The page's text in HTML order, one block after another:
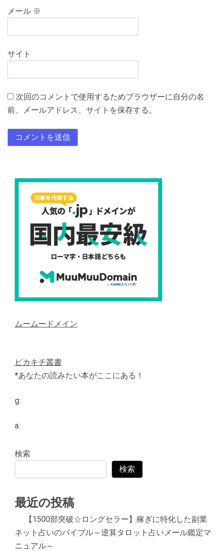
メール ※
サイト
次回のコメントで使用するためブラウザーに自分の名
前、メールアドレス、サイトを保存する。
ムームードメイン
ピカキチ叢書
*あなたの読みたい本がここにある！
g:
a:
検索
検索
最近の投稿
【1500部突破☆ロングセラー】稼ぎに特化した副業
ネット占いのバイブル～逆算タロット占いメール鑑定マ
ニュアル～